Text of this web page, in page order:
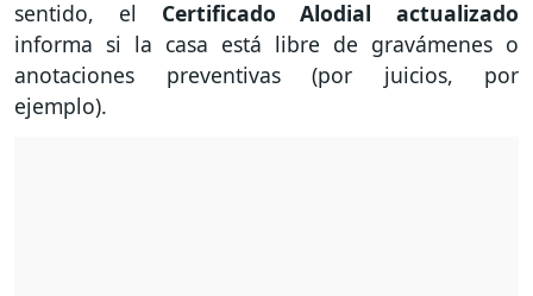
sentido, el Certificado Alodial actualizado
informa si la casa está libre de gravámenes o
anotaciones preventivas (por juicios, por
ejemplo).